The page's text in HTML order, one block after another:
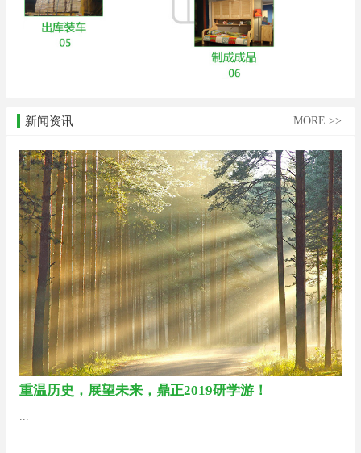
新闻资讯 MORE >>
重温历史，展望未来，鼎正2019研学游！